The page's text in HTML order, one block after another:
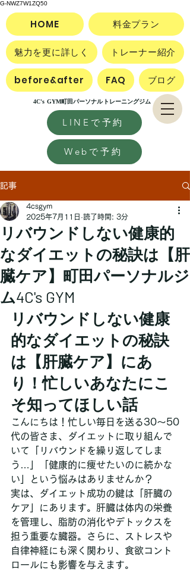
G-NWZ7W1ZQ50
LINEで予約
Webで予約
4C's GYM町田パーソナルトレーニングジム
HOME 料金プラン
魅力を更に詳しく トレーナー紹介
before&after FAQ ブログ
記事
リバウンドしない健康的
なダイエットの秘訣は【肝
臓ケア】町田パーソナルジ
ム4C's GYM
4csgym
2025年7月11日 読了時間: 3分
リバウンドしない健康
的なダイエットの秘訣
は【肝臓ケア】にあ
り！忙しいあなたにこ
そ知ってほしい話
こんにちは！忙しい毎日を送る30～50
代の皆さま、ダイエットに取り組んで
いて「リバウンドを繰り返してしま
う…」「健康的に痩せたいのに続かな
い」という悩みはありませんか？
実は、ダイエット成功の鍵は「肝臓の
ケア」にあります。肝臓は体内の栄養
を管理し、脂肪の消化やデトックスを
担う重要な臓器。さらに、ストレスや
自律神経にも深く関わり、食欲コント
ロールにも影響を与えます。